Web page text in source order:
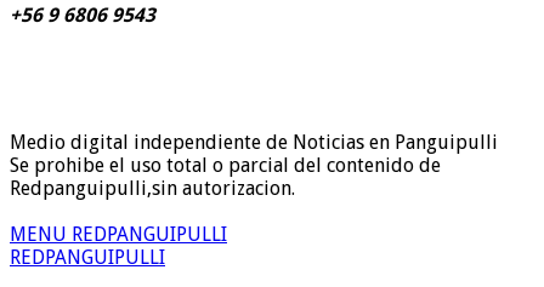
+56 9 6806 9543
Medio digital independiente de Noticias en Panguipulli
Se prohibe el uso total o parcial del contenido de
Redpanguipulli,sin autorizacion.
MENU REDPANGUIPULLI
REDPANGUIPULLI